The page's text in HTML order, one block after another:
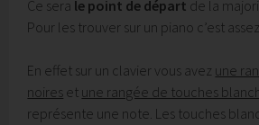
Ce sera le point de départ de la
Pour les trouver sur un piano c’est
En effet sur un clavier vous avez une
noires et une rangée de touches
représente une note. Les touches